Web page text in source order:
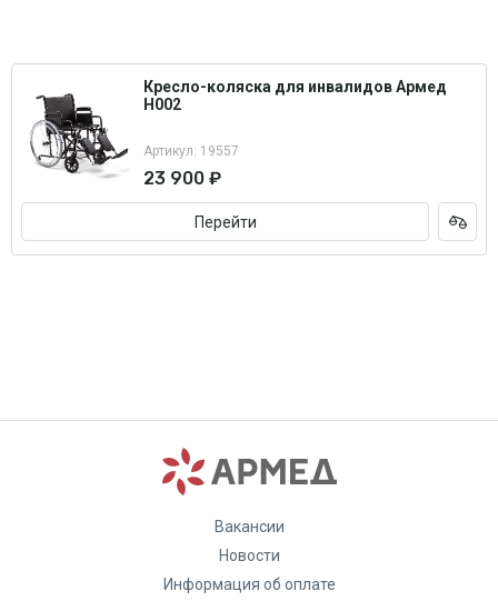
Кресло-коляска для инвалидов Армед
H002
Артикул: 19557
23 900 ₽
Перейти
Вакансии
Новости
Информация об оплате